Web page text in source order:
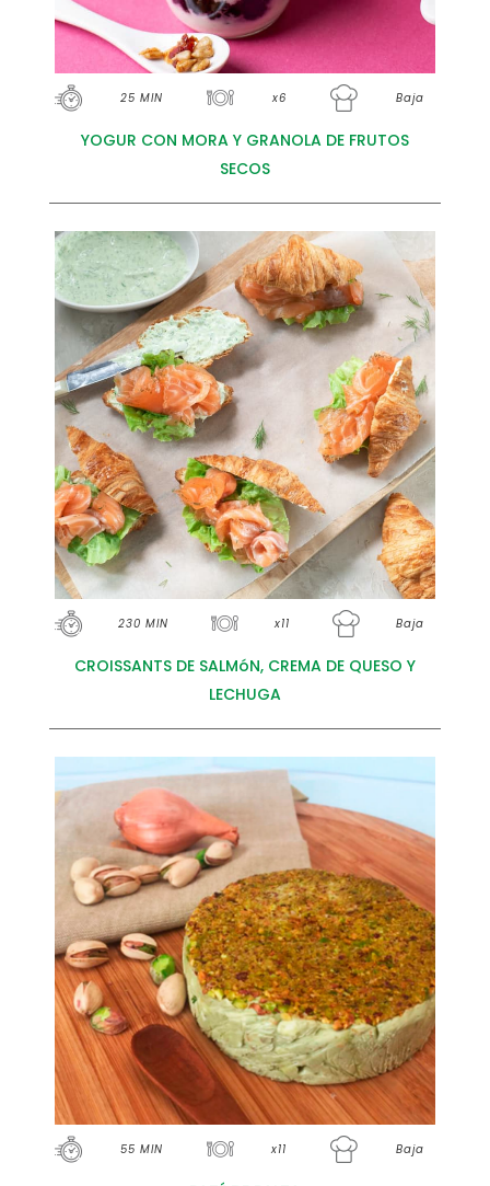
25 MIN x6 Baja
YOGUR CON MORA Y GRANOLA DE FRUTOS
SECOS
230 MIN x11 Baja
CROISSANTS DE SALMóN, CREMA DE QUESO Y
LECHUGA
55 MIN x11 Baja